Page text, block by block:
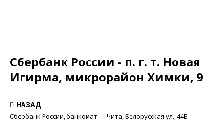
Сбербанк России - п. г. т. Новая
Игирма, микрорайон Химки, 9
НАЗАД
Сбербанк России, банкомат — Чита, Белорусская ул., 44Б